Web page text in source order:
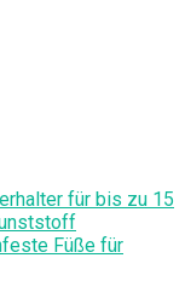
für bis zu 15
Füße für